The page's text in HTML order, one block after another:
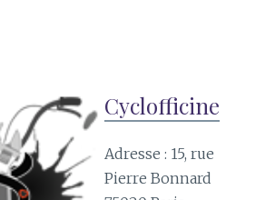
Cyclofficine
Adresse : 15, rue
Pierre Bonnard